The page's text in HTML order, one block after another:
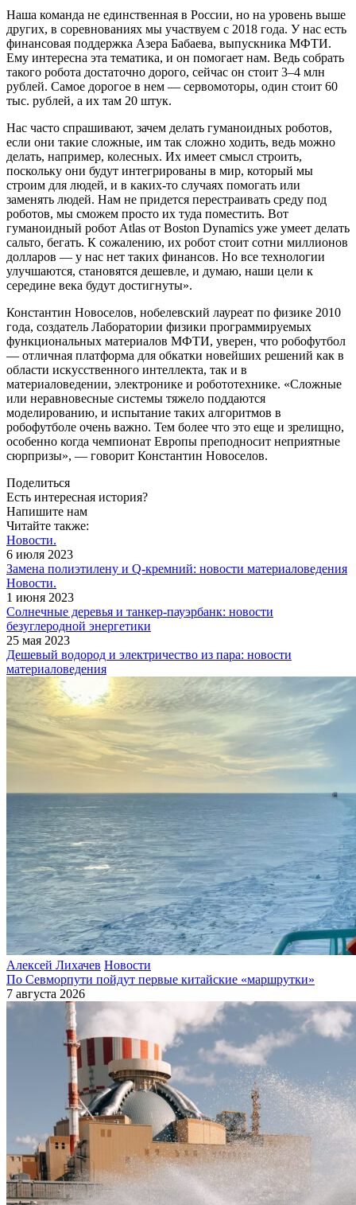
Наша команда не единственная в России, но на уровень выше
других, в соревнованиях мы участвуем с 2018 года. У нас есть
финансовая поддержка Азера Бабаева, выпускника МФТИ.
Ему интересна эта тематика, и он помогает нам. Ведь собрать
такого робота достаточно дорого, сейчас он стоит 3–4 млн
рублей. Самое дорогое в нем — сервомоторы, один стоит 60
тыс. рублей, а их там 20 штук.
Нас часто спрашивают, зачем делать гуманоидных роботов,
если они такие сложные, им так сложно ходить, ведь можно
делать, например, колесных. Их имеет смысл строить,
поскольку они будут интегрированы в мир, который мы
строим для людей, и в каких-то случаях помогать или
заменять людей. Нам не придется перестраивать среду под
роботов, мы сможем просто их туда поместить. Вот
гуманоидный робот Atlas от Boston Dynamics уже умеет делать
сальто, бегать. К сожалению, их робот стоит сотни миллионов
долларов — у нас нет таких финансов. Но все технологии
улучшаются, становятся дешевле, и думаю, наши цели к
середине века будут достигнуты».
Константин Новоселов, нобелевский лауреат по физике 2010
года, создатель Лаборатории физики программируемых
функциональных материалов МФТИ, уверен, что робофутбол
— отличная платформа для обкатки новейших решений как в
области искусственного интеллекта, так и в
материаловедении, электронике и робототехнике. «Сложные
или неравновесные системы тяжело поддаются
моделированию, и испытание таких алгоритмов в
робофутболе очень важно. Тем более что это еще и зрелищно,
особенно когда чемпионат Европы преподносит неприятные
сюрпризы», — говорит Константин Новоселов.
Поделиться
Есть интересная история?
Напишите нам
Читайте также:
Новости.
6 июля 2023
Замена полиэтилену и Q-кремний: новости материаловедения
Новости.
1 июня 2023
Солнечные деревья и танкер-пауэрбанк: новости
безуглеродной энергетики
25 мая 2023
Дешевый водород и электричество из пара: новости
материаловедения
Алексей Лихачев Новости
По Севморпути пойдут первые китайские «маршрутки»
7 августа 2026